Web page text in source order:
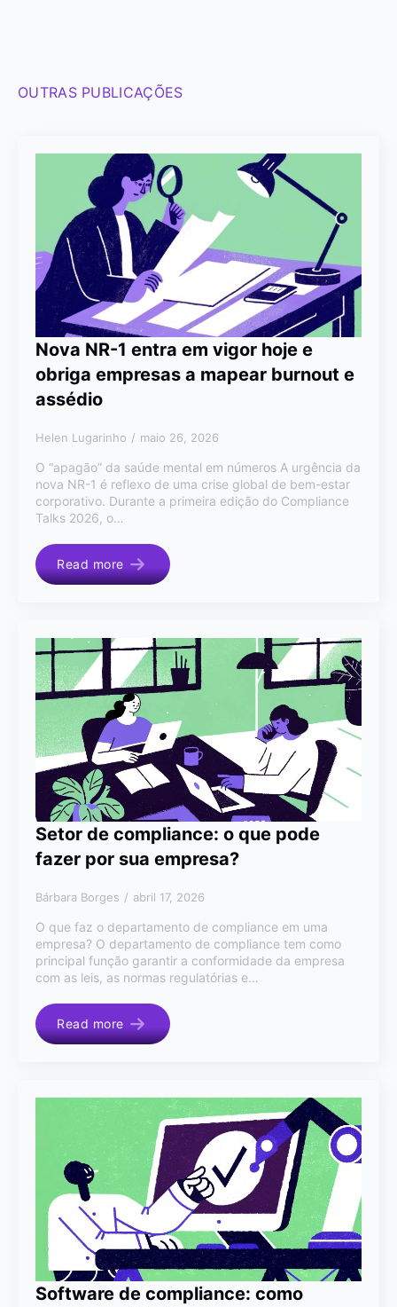
OUTRAS PUBLICAÇÕES
Nova NR-1 entra em vigor hoje e
obriga empresas a mapear burnout e
assédio
Helen Lugarinho maio 26, 2026
O “apagão” da saúde mental em números A urgência da
nova NR-1 é reflexo de uma crise global de bem-estar
corporativo. Durante a primeira edição do Compliance
Talks 2026, o…
Read more
Setor de compliance: o que pode
fazer por sua empresa?
Bárbara Borges abril 17, 2026
O que faz o departamento de compliance em uma
empresa? O departamento de compliance tem como
principal função garantir a conformidade da empresa
com as leis, as normas regulatórias e…
Read more
Software de compliance: como